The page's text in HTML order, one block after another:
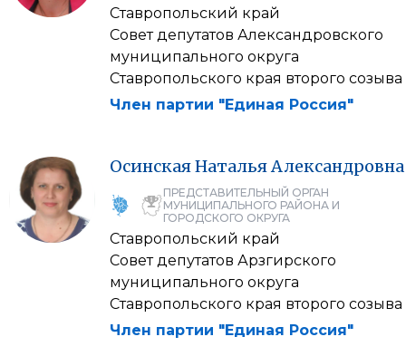
Ставропольский край
Совет депутатов Александровского
муниципального округа
Ставропольского края второго созыва
Член партии "Единая Россия"
ОсинскаяНатальяАлександровна
ПРЕДСТАВИТЕЛЬНЫЙ ОРГАН
МУНИЦИПАЛЬНОГО РАЙОНА И
ГОРОДСКОГО ОКРУГА
Ставропольский край
Совет депутатов Арзгирского
муниципального округа
Ставропольского края второго созыва
Член партии "Единая Россия"